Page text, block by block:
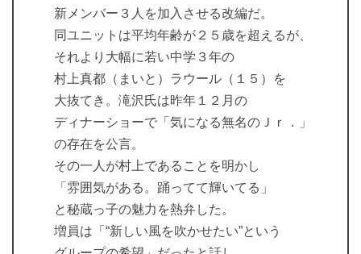
新メンバー３人を加入させる改編だ。
同ユニットは平均年齢が２５歳を超えるが、
それより大幅に若い中学３年の
村上真都（まいと）ラウール（１５）を
大抜てき。滝沢氏は昨年１２月の
ディナーショーで「気になる無名のＪｒ．」
の存在を公言。
その一人が村上であることを明かし
「雰囲気がある。踊ってて輝いてる」
と秘蔵っ子の魅力を熱弁した。
増員は「“新しい風を吹かせたい”という